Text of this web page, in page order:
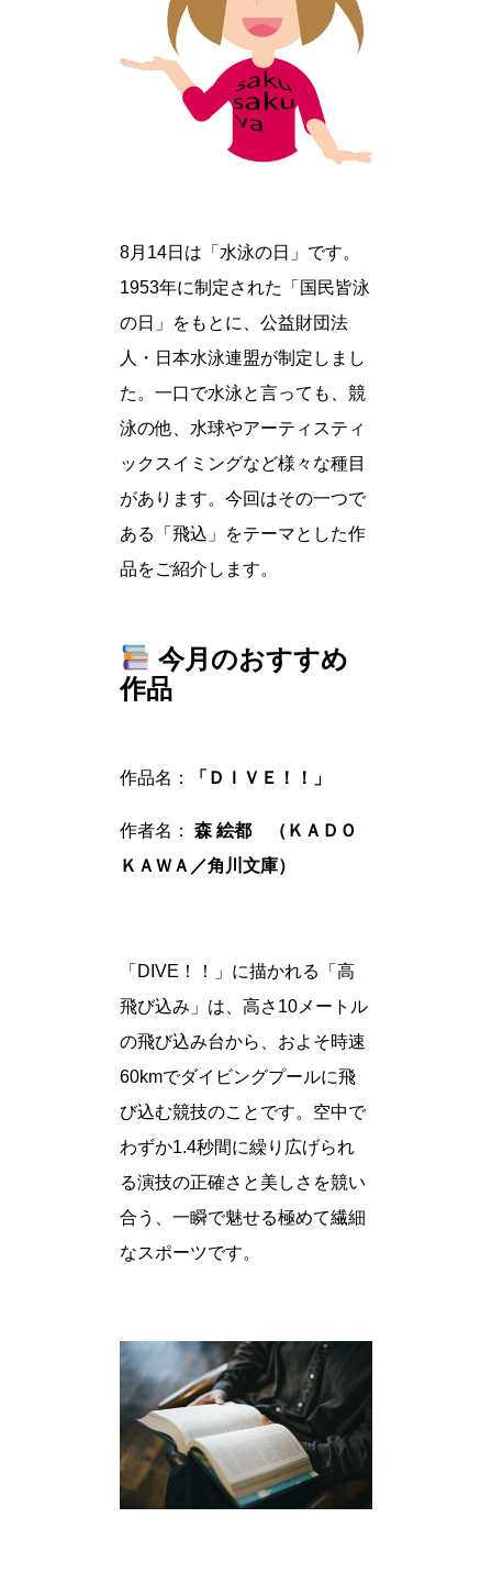
8月14日は「水泳の日」です。
1953年に制定された「国民皆泳
の日」をもとに、公益財団法
人・日本水泳連盟が制定しまし
た。一口で水泳と言っても、競
泳の他、水球やアーティスティ
ックスイミングなど様々な種目
があります。今回はその一つで
ある「飛込」をテーマとした作
品をご紹介します。
今月のおすすめ
作品
作品名： 「ＤＩＶＥ！！」
作者名：
森 絵都 （ＫＡＤＯ
ＫＡＷＡ／角川文庫）
「DIVE！！」に描かれる「高
飛び込み」は、高さ10メートル
の飛び込み台から、およそ時速
60kmでダイビングプールに飛
び込む競技のことです。空中で
わずか1.4秒間に繰り広げられ
る演技の正確さと美しさを競い
合う、一瞬で魅せる極めて繊細
なスポーツです。